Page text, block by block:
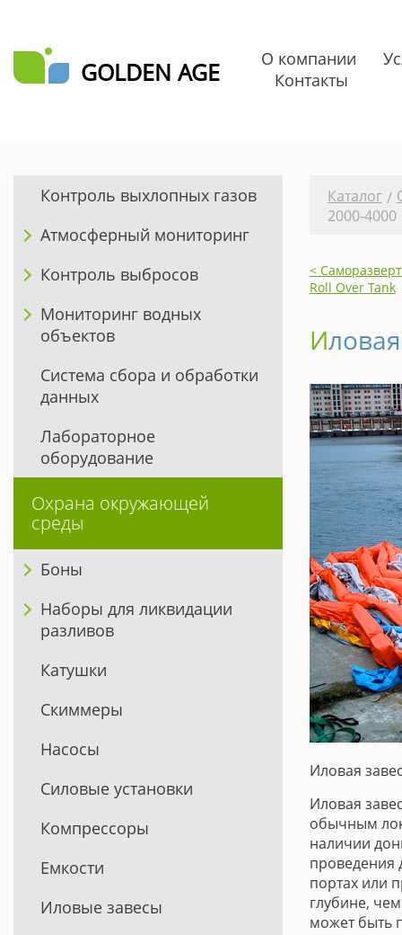
GOLDEN AGE О компании
Контакты
Контроль выхлопных газов
Атмосферный мониторинг
Контроль выбросов
Мониторинг водных
объектов
Система сбора и обработки
данных
Лабораторное
оборудование
Охрана окружающей
среды
Боны
Наборы для ликвидации
разливов
Катушки
Скиммеры
Насосы
Силовые установки
Компрессоры
Емкости
Иловые завесы
Каталог /
2000-4000
<
Roll Over Tank
Иловая
Иловая
обычным
наличии
проведения
портах или
глубине,
может быть